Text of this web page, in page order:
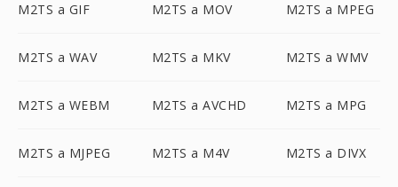
M2TS a GIF M2TS a MOV M2TS a MPEG
M2TS a WAV M2TS a MKV M2TS a WMV
M2TS a WEBM M2TS a AVCHD M2TS a MPG
M2TS a MJPEG M2TS a M4V M2TS a DIVX